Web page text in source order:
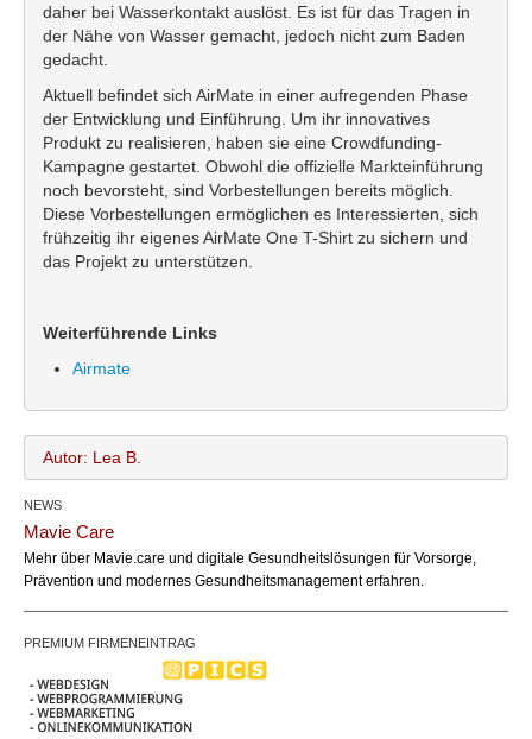
daher bei Wasserkontakt auslöst. Es ist für das Tragen in
der Nähe von Wasser gemacht, jedoch nicht zum Baden
gedacht.
Aktuell befindet sich AirMate in einer aufregenden Phase
der Entwicklung und Einführung. Um ihr innovatives
Produkt zu realisieren, haben sie eine Crowdfunding-
Kampagne gestartet. Obwohl die offizielle Markteinführung
noch bevorsteht, sind Vorbestellungen bereits möglich.
Diese Vorbestellungen ermöglichen es Interessierten, sich
frühzeitig ihr eigenes AirMate One T-Shirt zu sichern und
das Projekt zu unterstützen.
Weiterführende Links
Airmate
Autor: Lea B.
NEWS
Mavie Care
Mehr über Mavie.care und digitale Gesundheitslösungen für Vorsorge,
Prävention und modernes Gesundheitsmanagement erfahren.
PREMIUM FIRMENEINTRAG